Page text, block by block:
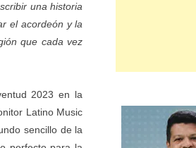
una historia
el acordeón y la
que cada vez
2023 en la
Latino Music
sencillo de la